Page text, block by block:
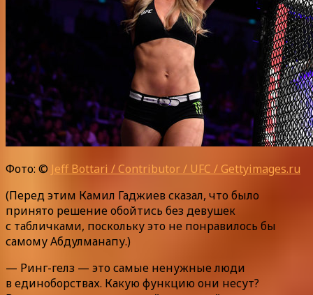
Фото: © Jeff Bottari / Contributor / UFC / Gettyimages.ru
(Перед этим Камил Гаджиев сказал, что было
принято решение обойтись без девушек
с табличками, поскольку это не понравилось бы
самому Абдулманапу.)
— Ринг-гелз — это самые ненужные люди
в единоборствах. Какую функцию они несут?